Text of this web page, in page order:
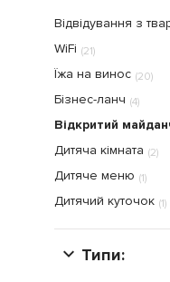
Відвідування з
(21)
WiFi
(20)
Їжа на винос
(4)
Бiзнес-ланч
Відкритий майданчик/
(2)
Дитяча кiмната
(1)
Дитяче меню
(1)
Дитячий куточок
(2)
Доставка
Жива музика
Типи: